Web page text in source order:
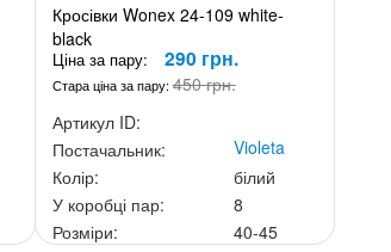
Кросівки Wonex 24-109 white-
black
Ціна за пару: 290 грн.
Стара ціна за пару:450 грн.
Артикул ID:
Постачальник:
Violeta
Колір:
білий
У коробці пар:
8
Розміри:
40-45